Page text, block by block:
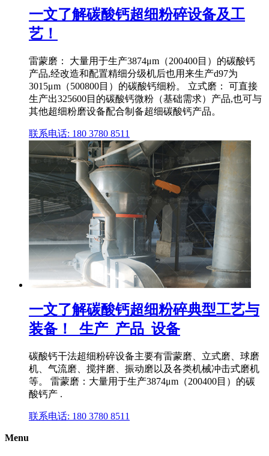
一文了解碳酸钙超细粉碎设备及工
艺！
雷蒙磨： 大量用于生产3874μm（200400目）的碳酸钙
产品,经改造和配置精细分级机后也用来生产d97为
3015μm（500800目）的碳酸钙细粉。 立式磨： 可直接
生产出325600目的碳酸钙微粉（基础需求）产品,也可与
其他超细粉磨设备配合制备超细碳酸钙产品。
联系电话: 180 3780 8511
一文了解碳酸钙超细粉碎典型工艺与
装备！_生产_产品_设备
碳酸钙干法超细粉碎设备主要有雷蒙磨、立式磨、球磨
机、气流磨、搅拌磨、振动磨以及各类机械冲击式磨机
等。 雷蒙磨：大量用于生产3874μm（200400目）的碳
酸钙产 .
联系电话: 180 3780 8511
Menu